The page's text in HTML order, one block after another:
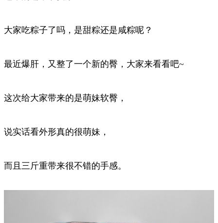
大家吃粽子了吗，是甜粽还是咸粽呢？
最近爆肝，又整了一个新的臀，大家来看看吧~
这次给大家带来的是萌妹软臀，
说实话看外形真的很萌妹，
而且三斤重带来很不错的手感。